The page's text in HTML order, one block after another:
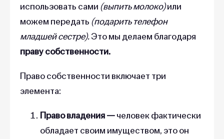
использовать сами (выпить молоко)или
можем передать (подарить телефон
младшей сестре).Это мы делаем благодаря
праву собственности.
Право собственности включает три
элемента:
Право владения —человек фактически
обладает своим имуществом, это он